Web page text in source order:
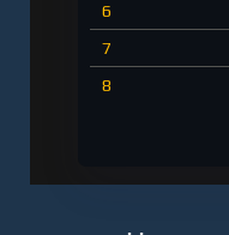
6
7
8